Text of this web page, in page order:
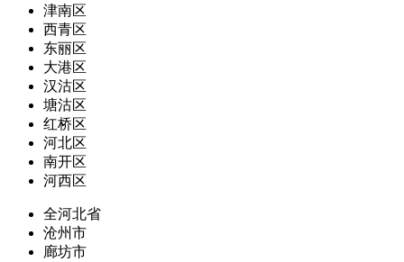
津南区
西青区
东丽区
大港区
汉沽区
塘沽区
红桥区
河北区
南开区
河西区
全河北省
沧州市
廊坊市